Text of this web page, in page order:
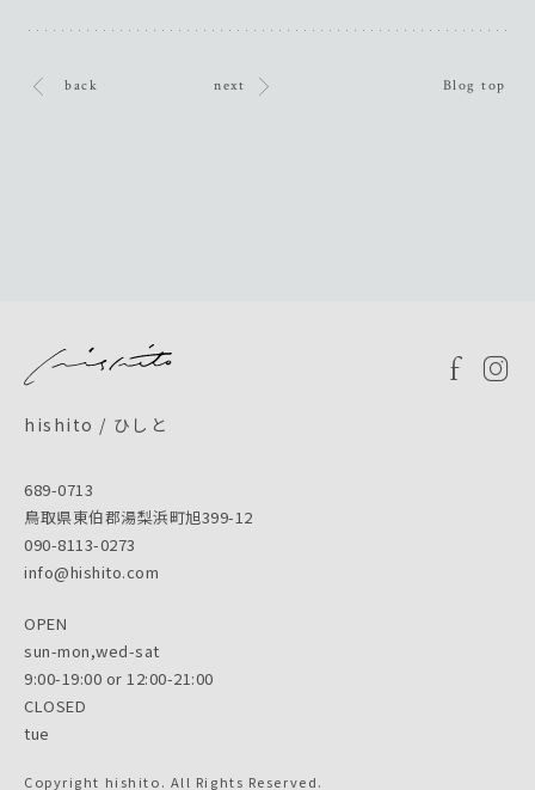
back next Blog top
hishito / ひしと
689-0713
鳥取県東伯郡湯梨浜町旭399-12
090-8113-0273
info@hishito.com
OPEN
sun-mon,wed-sat
9:00-19:00 or 12:00-21:00
CLOSED
tue
Copyright hishito. All Rights Reserved.